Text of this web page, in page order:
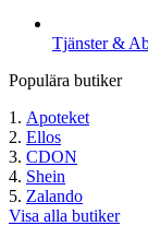
Tjänster &
Populära butiker
Apoteket
Ellos
CDON
Shein
Zalando
Visa alla butiker